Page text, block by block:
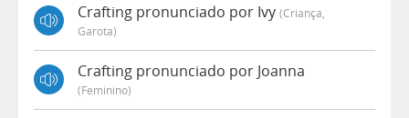
Crafting pronunciado por Ivy (criança,
Garota)
Crafting pronunciado por Joanna
(feminino)